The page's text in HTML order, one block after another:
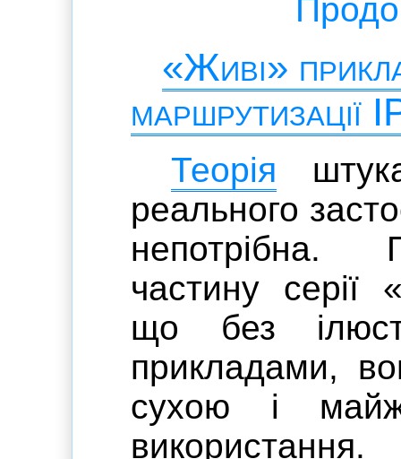
«Живі»
маршрутизації
Теорія
реального
непотрібна.
частину серії
що без
прикладами,
сухою і